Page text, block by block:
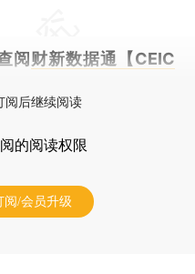
阅财新数据通【CEIC
阅后继续阅读
的阅读权限
阅/会员升级